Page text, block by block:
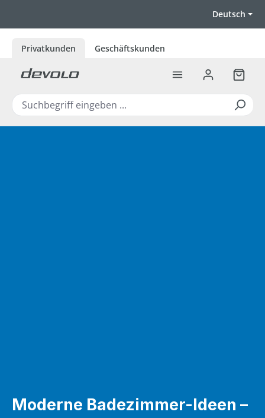
Deutsch
Privatkunden Geschäftskunden
Moderne Badezimmer-Ideen –